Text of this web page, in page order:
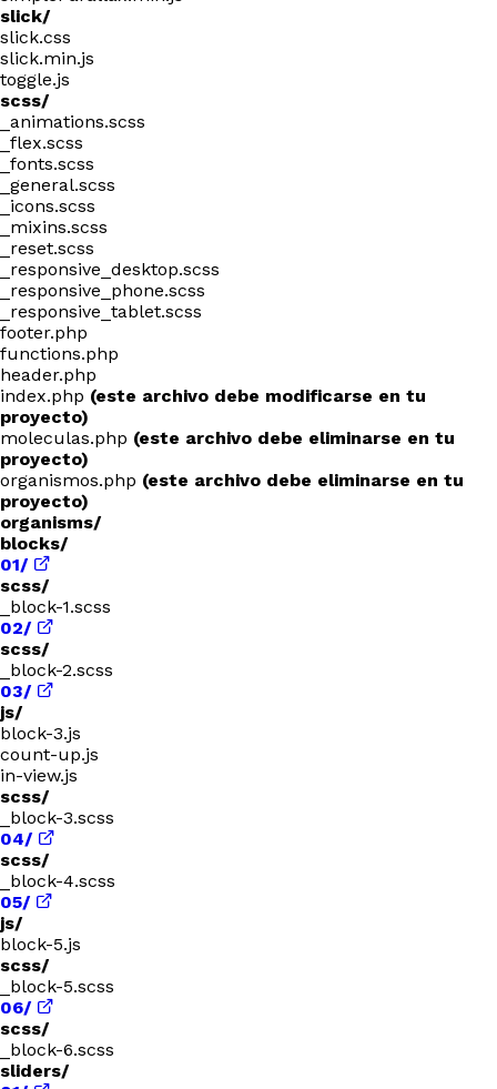
slick/
slick.css
slick.min.js
toggle.js
scss/
_animations.scss
_flex.scss
_fonts.scss
_general.scss
_icons.scss
_mixins.scss
_reset.scss
_responsive_desktop.scss
_responsive_phone.scss
_responsive_tablet.scss
footer.php
functions.php
header.php
index.php (este archivo debe modificarse en tu
proyecto)
moleculas.php (este archivo debe eliminarse en tu
proyecto)
organismos.php (este archivo debe eliminarse en tu
proyecto)
organisms/
blocks/
01/
scss/
_block-1.scss
02/
scss/
_block-2.scss
03/
js/
block-3.js
count-up.js
in-view.js
scss/
_block-3.scss
04/
scss/
_block-4.scss
05/
js/
block-5.js
scss/
_block-5.scss
06/
scss/
_block-6.scss
sliders/